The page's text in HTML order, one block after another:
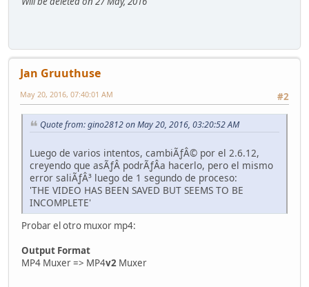
Jan Gruuthuse
#2
May 20, 2016, 07:40:01 AM
Quote from: gino2812 on May 20, 2016, 03:20:52 AM
Luego de varios intentos, cambiÃƒÂ© por el 2.6.12,
creyendo que asÃƒÂ­ podrÃƒÂ­a hacerlo, pero el mismo
error saliÃƒÂ³ luego de 1 segundo de proceso:
'THE VIDEO HAS BEEN SAVED BUT SEEMS TO BE
INCOMPLETE'
Probar el otro muxor mp4:
Output Format
MP4 Muxer => MP4v2 Muxer